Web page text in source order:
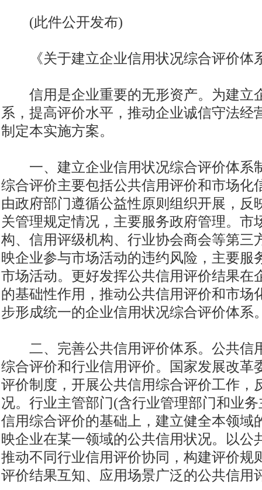
(此件公开发布)
《关于建立企业信用状况综合评价体
信用是企业重要的无形资产。为建立
系，提高评价水平，推动企业诚信守法经
制定本实施方案。
一、建立企业信用状况综合评价体系
综合评价主要包括公共信用评价和市场化
由政府部门遵循公益性原则组织开展，反
关管理规定情况，主要服务政府管理。市
构、信用评级机构、行业协会商会等第三
映企业参与市场活动的违约风险，主要服
市场活动。更好发挥公共信用评价结果在
的基础性作用，推动公共信用评价和市场
步形成统一的企业信用状况综合评价体系
二、完善公共信用评价体系。公共信
综合评价和行业信用评价。国家发展改革
评价制度，开展公共信用综合评价工作，
况。行业主管部门(含行业管理部门和业
信用综合评价的基础上，建立健全本领域
映企业在某一领域的公共信用状况。以公
推动不同行业信用评价协同，构建评价规
评价结果互知、应用场景广泛的公共信用